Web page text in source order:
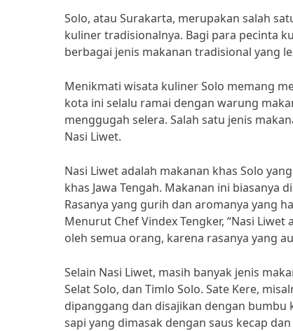
Solo, atau Surakarta, merupakan salah
kuliner tradisionalnya. Bagi para pecinta
berbagai jenis makanan tradisional yang
Menikmati wisata kuliner Solo memang
kota ini selalu ramai dengan warung
menggugah selera. Salah satu jenis
Nasi Liwet.
Nasi Liwet adalah makanan khas Solo
khas Jawa Tengah. Makanan ini biasanya
Rasanya yang gurih dan aromanya yang
Menurut Chef Vindex Tengker, “Nasi
oleh semua orang, karena rasanya yang
Selain Nasi Liwet, masih banyak jenis
Selat Solo, dan Timlo Solo. Sate Kere,
dipanggang dan disajikan dengan bumbu
sapi yang dimasak dengan saus kecap